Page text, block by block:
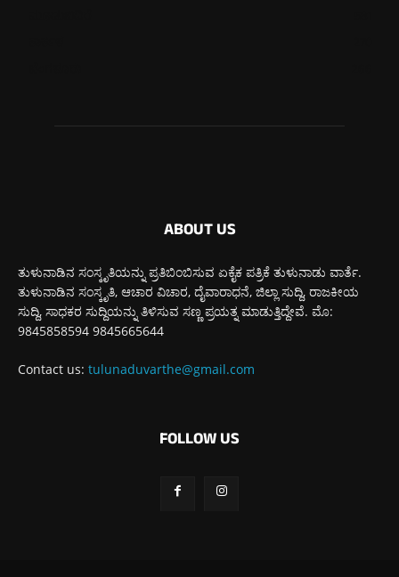
ABOUT US
ತುಳುನಾಡಿನ ಸಂಸ್ಕೃತಿಯನ್ನು ಪ್ರತಿಬಿಂಬಿಸುವ ಏಕೈಕ ಪತ್ರಿಕೆ ತುಳುನಾಡು ವಾರ್ತೆ.
ತುಳುನಾಡಿನ ಸಂಸ್ಕೃತಿ, ಆಚಾರ ವಿಚಾರ, ದೈವಾರಾಧನೆ, ಜಿಲ್ಲಾ ಸುದ್ದಿ, ರಾಜಕೀಯ
ಸುದ್ದಿ, ಸಾಧಕರ ಸುದ್ದಿಯನ್ನು ತಿಳಿಸುವ ಸಣ್ಣ ಪ್ರಯತ್ನ ಮಾಡುತ್ತಿದ್ದೇವೆ. ಮೊ:
9845858594 9845665644
Contact us: tulunaduvarthe@gmail.com
FOLLOW US